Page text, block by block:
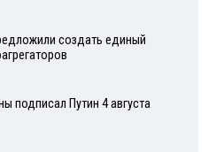
создать единый
подписал Путин 4 августа